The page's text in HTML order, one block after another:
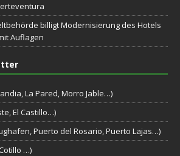
billigt Modernisierung des Hotels
Auflagen
La Pared, Morro Jable…)
El Castillo…)
Puerto del Rosario, Puerto Lajas…)
…)